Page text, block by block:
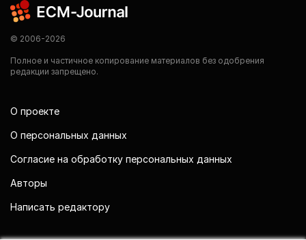
© 2006-2026
Полное и частичное копирование материалов без одобрения
редакции запрещено.
О проекте
О персональных данных
Согласие на обработку персональных данных
Авторы
Написать редактору